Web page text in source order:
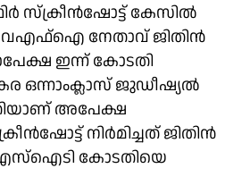
സ്ക്രീൻഷോട്ട് കേസിൽ
നേതാവ് ജിതിൻ
ഇന്ന് കോടതി
ഒന്നാംക്ലാസ് ജുഡീഷ്യൽ
അപേക്ഷ
നിർമിച്ചത് ജിതിൻ
കോടതിയെ